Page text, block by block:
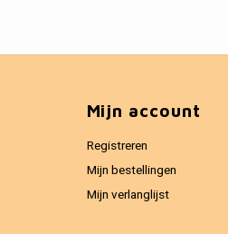
Mijn account
Registreren
Mijn bestellingen
Mijn verlanglijst